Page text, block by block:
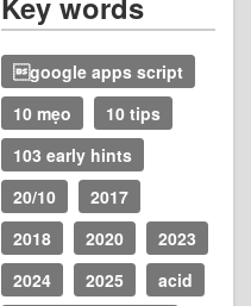
google apps script
10 mẹo
10 tips
103 early hints
20/10
2017
2018
2020
2023
2024
2025
acid